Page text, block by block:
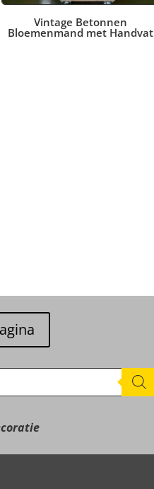
Vintage Betonnen
Bloemenmand met Handvat